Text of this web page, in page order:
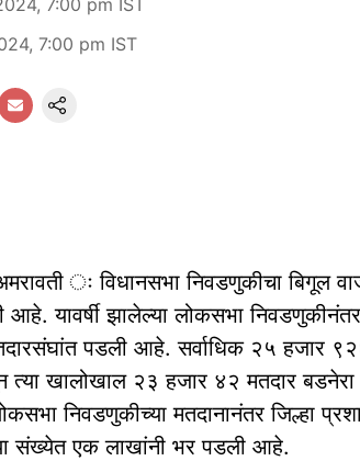
7:00 pm IST
7:00 pm IST
ः विधानसभा निवडणुकीचा बिगूल
यावर्षी झालेल्या लोकसभा
पडली आहे. सर्वाधिक २५ हजार
त्या खालोखाल २३ हजार ४२ मतदार
निवडणुकीच्या मतदानानंतर जिल्हा
संख्येत एक लाखांनी भर पडली आहे.